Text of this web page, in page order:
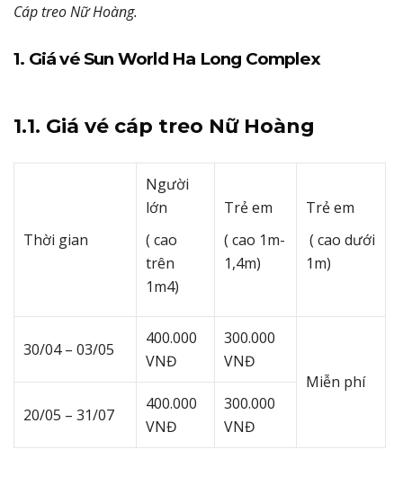
Cáp treo Nữ Hoàng.
1. Giá vé Sun World Ha Long Complex
1.1. Giá vé cáp treo Nữ Hoàng
Thời gian
Người
lớn
( cao
trên
1m4)
Trẻ em
( cao 1m-
1,4m)
Trẻ em
( cao dưới
1m)
30/04 – 03/05
400.000
VNĐ
300.000
VNĐ
Miễn phí
20/05 – 31/07
400.000
VNĐ
300.000
VNĐ